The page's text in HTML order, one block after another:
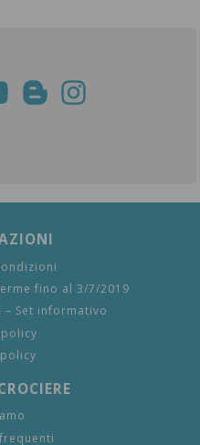
fino al 3/7/2019
– Set informativo